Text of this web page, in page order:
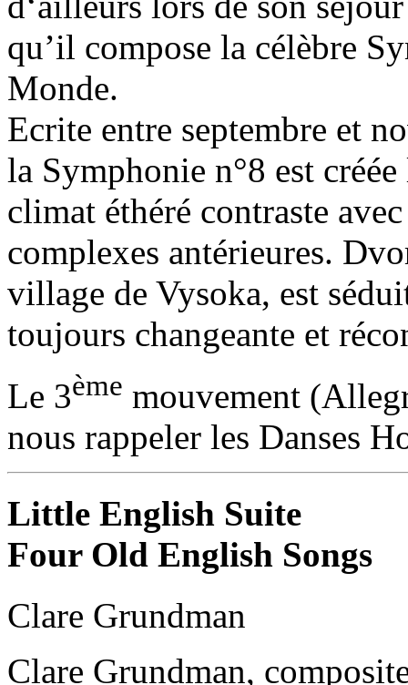
qu’il compose la célèbre
Monde.
Ecrite entre septembre et
la Symphonie n°8 est
climat éthéré contraste
complexes antérieures.
village de Vysoka, est
toujours changeante et
Le 3ème mouvement
nous rappeler les Danses
Little English Suite
Four Old English Songs
Clare Grundman
Clare Grundman,